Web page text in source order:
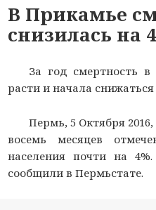
В Прикамье
снизилась на
За год смертность в
расти и начала снижаться
Пермь, 5 Октября
восемь месяцев
населения почти на
сообщили в Пермьстате.